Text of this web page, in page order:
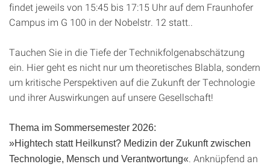
findet jeweils von 15:45 bis 17:15 Uhr auf dem Fraunhofer
Campus im G 100 in der Nobelstr. 12 statt..
Tauchen Sie in die Tiefe der Technikfolgenabschätzung
ein. Hier geht es nicht nur um theoretisches Blabla, sondern
um kritische Perspektiven auf die Zukunft der Technologie
und ihrer Auswirkungen auf unsere Gesellschaft!
Thema im Sommersemester 2026:
»Hightech statt Heilkunst? Medizin der Zukunft zwischen
Technologie, Mensch und Verantwortung« . Anknüpfend an